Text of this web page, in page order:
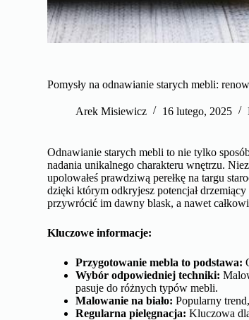
Pomysły na odnawianie starych mebli:
Arek Misiewicz 16 lutego, 2025
Odnawianie starych mebli to nie tylko
nadania unikalnego charakteru wnętrzu.
upolowałeś prawdziwą perełkę na targu
dzięki którym odkryjesz potencjał
przywrócić im dawny blask, a nawet
Kluczowe informacje:
Przygotowanie mebla to podstawa:
Wybór odpowiedniej techniki:
pasuje do różnych typów mebli.
Malowanie na biało: Popularny
Regularna pielęgnacja: Kluczowa